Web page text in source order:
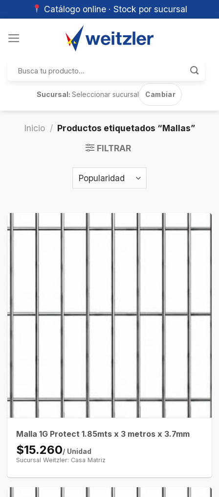
Catálogo online · Stock por sucursal
por:
Sucursal:Seleccionar sucursal Cambiar
Inicio / Productos etiquetados “Mallas”
FILTRAR
Malla 1G Protect 1.85mts x 3 metros x 3.7mm
$15.260/ Unidad
Sucursal Weitzler: Casa Matriz